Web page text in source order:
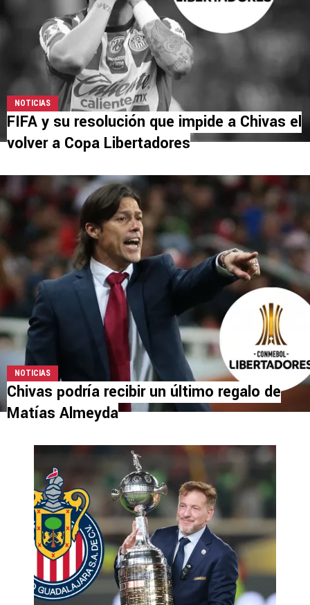
NOTICIAS
FIFA y su resolución que impide a Chivas el
volver a Copa Libertadores
NOTICIAS
Chivas podría recibir un último regalo de
Matías Almeyda